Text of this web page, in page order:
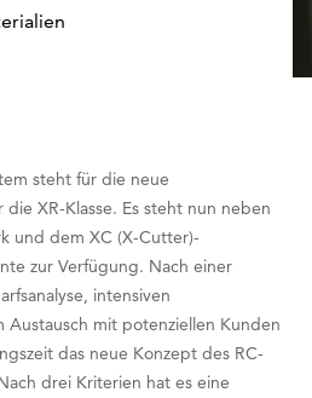
steht für die neue
XR-Klasse. Es steht nun neben
und dem XC (X-Cutter)-
zur Verfügung. Nach einer
intensiven
mit potenziellen Kunden
das neue Konzept des RC-
drei Kriterien hat es eine